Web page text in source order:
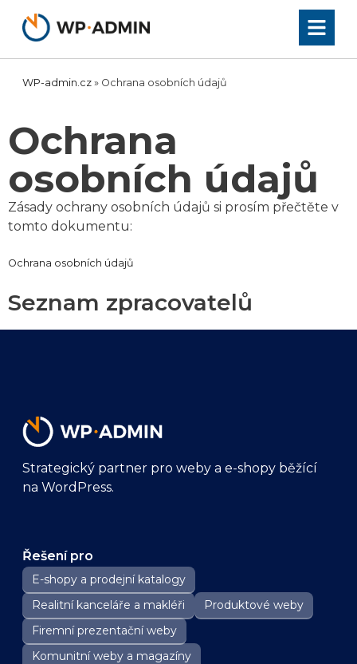
obsah
WP-admin.cz » Ochrana osobních údajů
Ochrana
osobních údajů
Zásady ochrany osobních údajů si prosím přečtěte v
tomto dokumentu:
Ochrana osobních údajů
Seznam zpracovatelů
Strategický partner pro weby a e-shopy běžící
na WordPress.
Řešení pro
E-shopy a prodejní katalogy
Realitní kanceláře a makléři
Produktové weby
Firemní prezentační weby
Komunitní weby a magazíny